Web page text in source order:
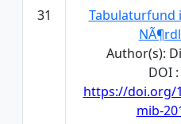
31
Tabulaturfund
Author(s):
DOI :
https://doi.org/
mib-